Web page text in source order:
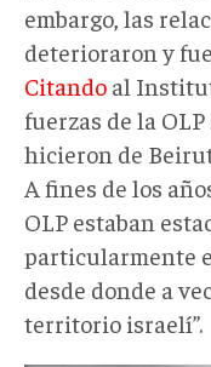
embargo, las
deterioraron y
Citando al
fuerzas de la
hicieron de
A fines de los
OLP estaban
particularmente
desde donde a
territorio israelí”.